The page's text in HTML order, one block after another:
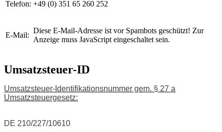
Telefon: +49 (0) 351 65 260 252
E-Mail:
Diese E-Mail-Adresse ist vor Spambots geschützt! Zur
Anzeige muss JavaScript eingeschaltet sein.
Umsatzsteuer-ID
Umsatzsteuer-Identifikationsnummer gem. § 27 a
Umsatzsteuergesetz:
DE 210/227/10610